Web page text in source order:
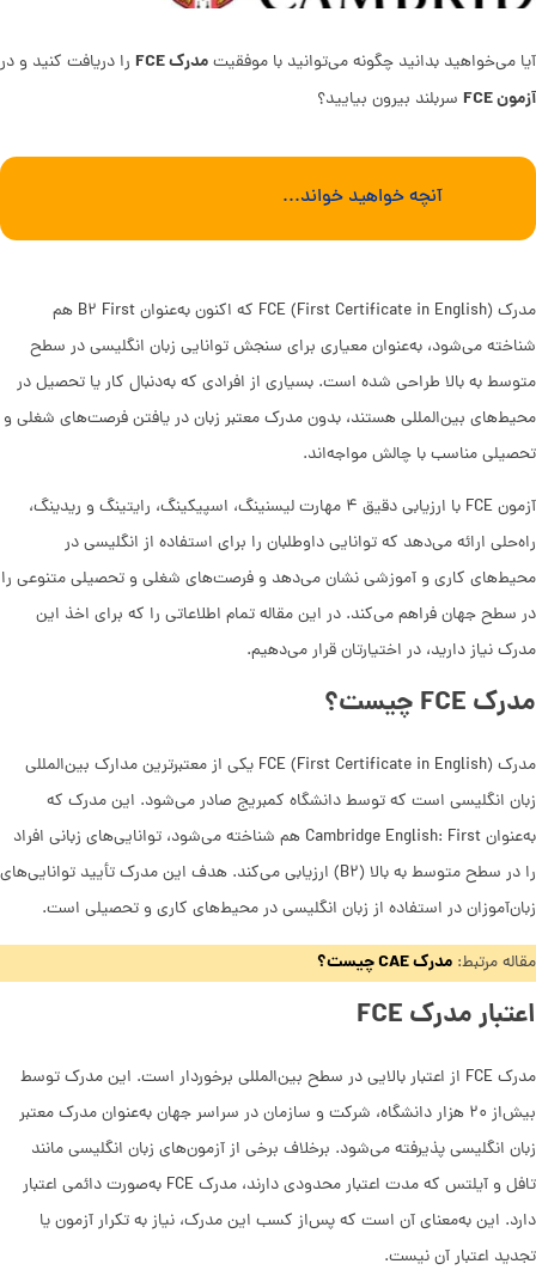
آیا می‌خواهید بدانید چگونه می‌توانید با موفقیتمدرک FCE را دریافت کنید و در
آزمون FCE سربلند بیرون بیایید؟
آنچه خواهید خواند...
مدرک FCE (First Certificate in English) که اکنون به‌عنوان B۲ First هم
شناخته می‌شود، به‌عنوان معیاری برای سنجش توانایی زبان انگلیسی در سطح
متوسط به بالا طراحی شده است. بسیاری از افرادی که به‌دنبال کار یا تحصیل در
محیط‌های بین‌المللی هستند، بدون مدرک معتبر زبان در یافتن فرصت‌های شغلی و
تحصیلی مناسب با چالش مواجه‌اند.
آزمون FCE با ارزیابی دقیق ۴ مهارت‌ لیسنینگ، اسپیکینگ، رایتینگ و ریدینگ،
راه‌حلی ارائه می‌دهد که توانایی داوطلبان را برای استفاده از انگلیسی در
محیط‌های کاری و آموزشی نشان می‌دهد و فرصت‌های شغلی و تحصیلی متنوعی را
در سطح جهان فراهم می‌کند. در این مقاله تمام اطلاعاتی را که برای اخذ این
مدرک نیاز دارید، در اختیارتان قرار می‌دهیم.
مدرک FCE چیست؟
مدرک FCE (First Certificate in English) یکی از معتبرترین مدارک بین‌المللی
زبان انگلیسی است که توسط دانشگاه کمبریج صادر می‌شود. این مدرک که
به‌عنوان Cambridge English: First هم شناخته می‌شود، توانایی‌های زبانی افراد
را در سطح متوسط به بالا (B۲) ارزیابی می‌کند. هدف این مدرک تأیید توانایی‌های
زبان‌آموزان در استفاده از زبان انگلیسی در محیط‌های کاری و تحصیلی است.
مقاله مرتبط: مدرک CAE چیست؟
اعتبار مدرک FCE
مدرک FCE از اعتبار بالایی در سطح بین‌المللی برخوردار است. این مدرک توسط
بیش‌از ۲۰ هزار دانشگاه، شرکت و سازمان در سراسر جهان به‌عنوان مدرک معتبر
زبان انگلیسی پذیرفته می‌شود. برخلاف برخی از آزمون‌های زبان انگلیسی مانند
تافل و آیلتس که مدت اعتبار محدودی دارند، مدرک FCE به‌صورت دائمی اعتبار
دارد. این به‌معنای آن است که پس‌از کسب این مدرک، نیاز به تکرار آزمون یا
تجدید اعتبار آن نیست.